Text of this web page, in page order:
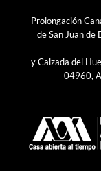
Prolongación
de San Juan de
y Calzada del
04960,